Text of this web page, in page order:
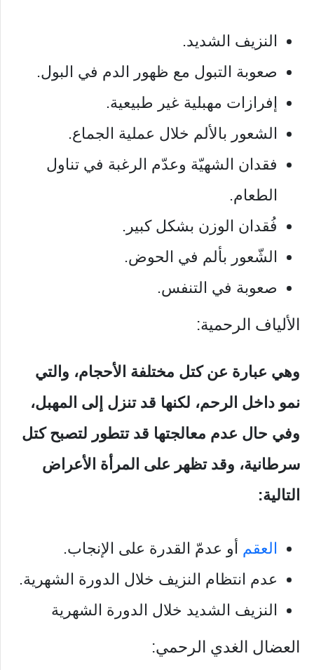
النزيف الشديد.
صعوبة التبول مع ظهور الدم في البول.
إفرازات مهبلية غير طبيعية.
الشعور بالألم خلال عملية الجماع.
فقدان الشهيّة وعدّم الرغبة في تناول
الطعام.
فُقدان الوزن بشكل كبير.
الشّعور بألم في الحوض.
صعوبة في التنفس.
الألياف الرحمية:
وهي عبارة عن كتل مختلفة الأحجام، والتي
نمو داخل الرحم، لكنها قد تنزل إلى المهبل،
وفي حال عدم معالجتها قد تتطور لتصبح كتل
سرطانية، وقد تظهر على المرأة الأعراض
التالية:
العقم أو عدمّ القدرة على الإنجاب.
عدم انتظام النزيف خلال الدورة الشهرية.
النزيف الشديد خلال الدورة الشهرية
العضال الغدي الرحمي: